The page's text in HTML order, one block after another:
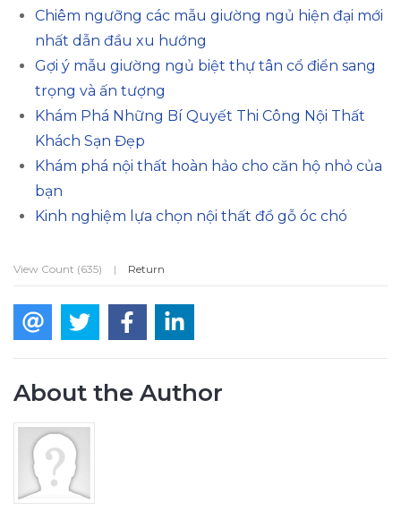
Chiêm ngưỡng các mẫu giường ngủ hiện đại mới
nhất dẫn đầu xu hướng
Gợi ý mẫu giường ngủ biệt thự tân cổ điển sang
trọng và ấn tượng
Khám Phá Những Bí Quyết Thi Công Nội Thất
Khách Sạn Đẹp
Khám phá nội thất hoàn hảo cho căn hộ nhỏ của
bạn
Kinh nghiệm lựa chọn nội thất đồ gỗ óc chó
View Count (635) | Return
About the Author